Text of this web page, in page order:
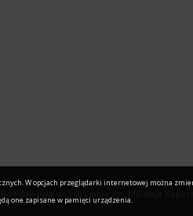
W opcjach przeglądarki internetowej można
one zapisane w pamięci urządzenia.